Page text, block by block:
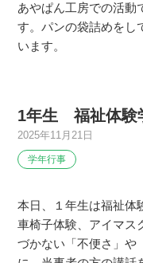
あやぱん工房での活動
す。パンの袋詰めをし
います。
1年生 福祉体験
2025年11月21日
学年行事
本日、１年生は福祉体
車椅子体験、アイマス
づかない「不便さ」や